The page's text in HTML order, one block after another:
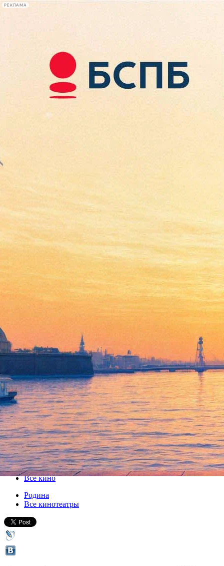
РЕКЛАМА
Сегодня:
2026.08.09
14:18
Афиша Plus
В «Родине» покажут
«Июльский дождь»
13 июля 2016, среда,19.00
Версия для печати
Все кино
Родина
Все кинотеатры